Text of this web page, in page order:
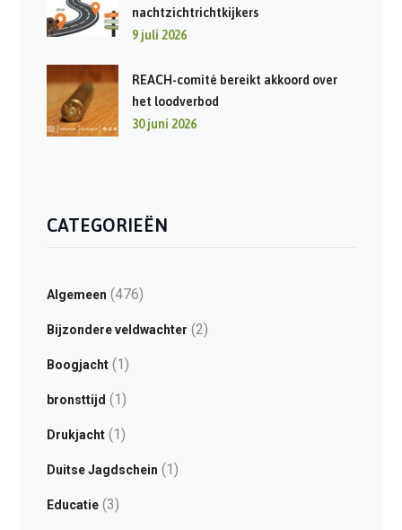
nachtzichtrichtkijkers
9 juli 2026
REACH-comité bereikt akkoord over
het loodverbod
30 juni 2026
CATEGORIEËN
Algemeen (476)
Bijzondere veldwachter (2)
Boogjacht(1)
bronsttijd (1)
Drukjacht(1)
Duitse Jagdschein (1)
Educatie(3)